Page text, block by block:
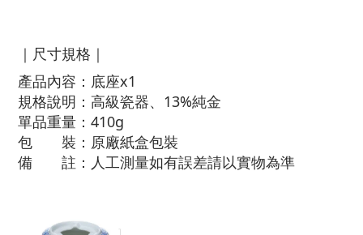
｜尺寸規格｜
產品內容：底座x1
規格說明：高級瓷器、13%純金
單品重量：410g
包 裝：原廠紙盒包裝
備 註：人工測量如有誤差請以實物為準